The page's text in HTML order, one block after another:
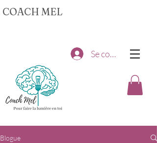
COACH MEL
Se connecter
Blogue